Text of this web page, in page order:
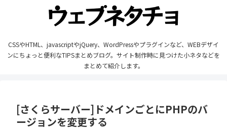
CSSやHTML、javascriptやjQuery、WordPressやプラグインなど、WEBデザイ
ンにちょっと便利なTIPSまとめブログ。サイト制作時に見つけた小ネタなどを
まとめて紹介します。
[さくらサーバー]ドメインごとにPHPのバ
ージョンを変更する